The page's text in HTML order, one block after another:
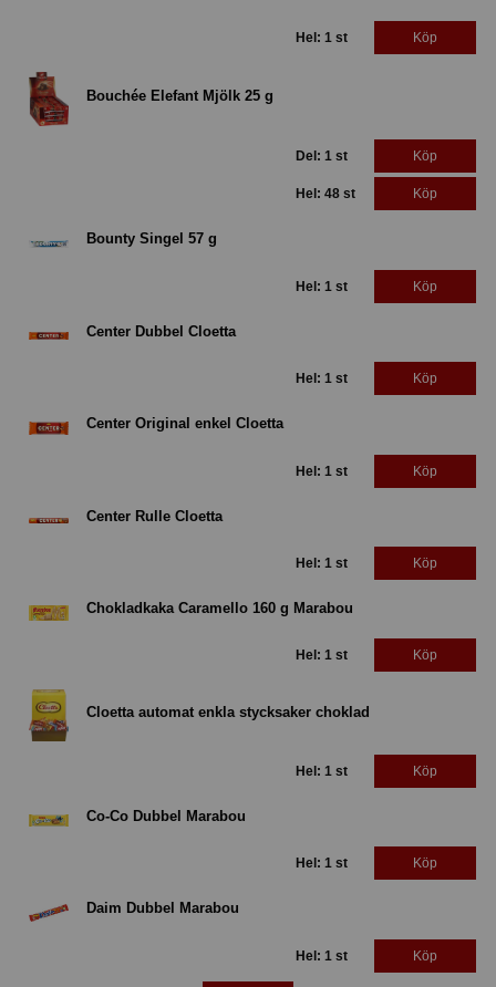
Hel: 1 st Köp
Bouchée Elefant Mjölk 25 g
Del: 1 st Köp
Hel: 48 st Köp
Bounty Singel 57 g
Hel: 1 st Köp
Center Dubbel Cloetta
Hel: 1 st Köp
Center Original enkel Cloetta
Hel: 1 st Köp
Center Rulle Cloetta
Hel: 1 st Köp
Chokladkaka Caramello 160 g Marabou
Hel: 1 st Köp
Cloetta automat enkla stycksaker choklad
Hel: 1 st Köp
Co-Co Dubbel Marabou
Hel: 1 st Köp
Daim Dubbel Marabou
Hel: 1 st Köp